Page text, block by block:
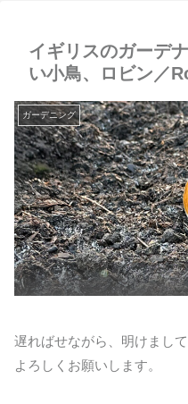
イギリスのガーデ
い小鳥、ロビン／
ガーデニング
遅ればせながら、明けまし
よろしくお願いします。